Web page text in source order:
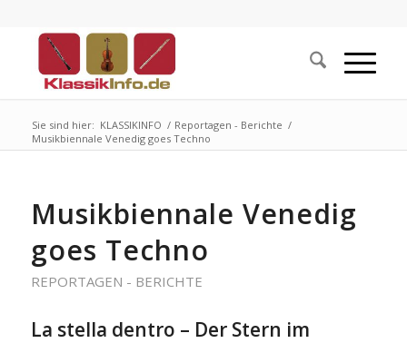
Sie sind hier: KLASSIKINFO / Reportagen - Berichte /
Musikbiennale Venedig goes Techno
Musikbiennale Venedig
goes Techno
REPORTAGEN - BERICHTE
La stella dentro – Der Stern im